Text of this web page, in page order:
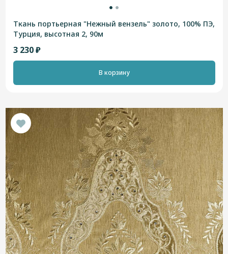
Ткань портьерная "Нежный вензель" золото, 100% ПЭ,
Турция, высотная 2, 90м
3 230 ₽
В корзину